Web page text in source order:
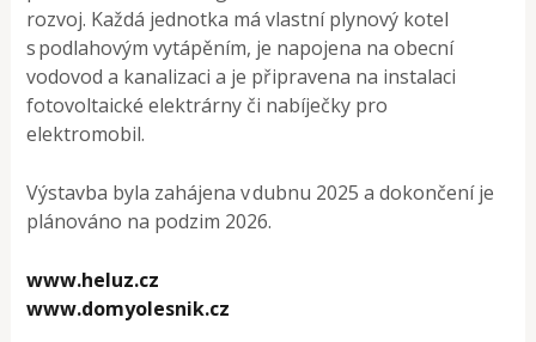
rozvoj. Každá jednotka má vlastní plynový kotel
s podlahovým vytápěním, je napojena na obecní
vodovod a kanalizaci a je připravena na instalaci
fotovoltaické elektrárny či nabíječky pro
elektromobil.
Výstavba byla zahájena v dubnu 2025 a dokončení je
plánováno na podzim 2026.
www.heluz.cz
www.domyolesnik.cz